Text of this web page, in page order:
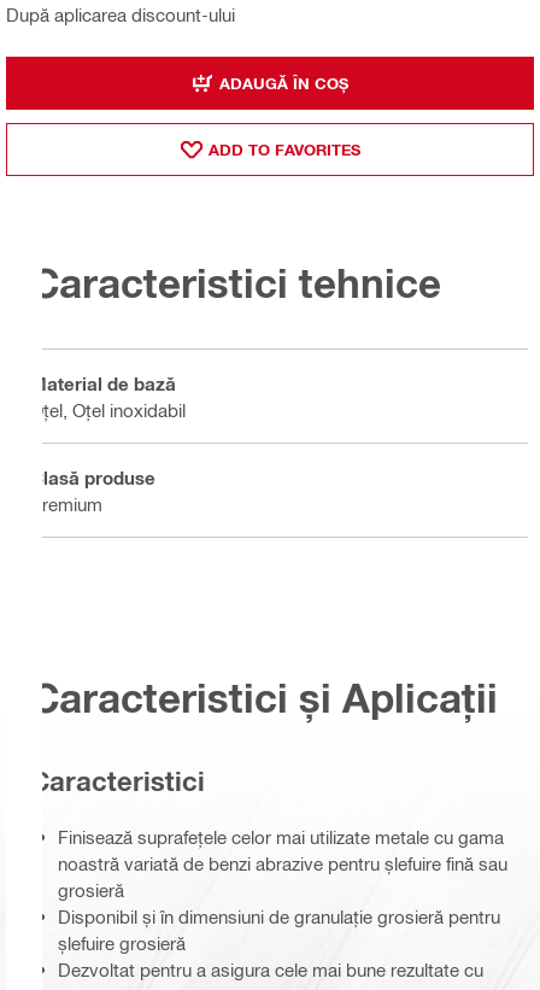
După aplicarea discount-ului
ADAUGĂ ÎN COȘ
ADD TO FAVORITES
Caracteristici tehnice
Material de bază
Oţel, Oțel inoxidabil
Clasă produse
Premium
Caracteristici și Aplicații
Caracteristici
Finisează suprafețele celor mai utilizate metale cu gama
noastră variată de benzi abrazive pentru șlefuire fină sau
grosieră
Disponibil și în dimensiuni de granulație grosieră pentru
șlefuire grosieră
Dezvoltat pentru a asigura cele mai bune rezultate cu